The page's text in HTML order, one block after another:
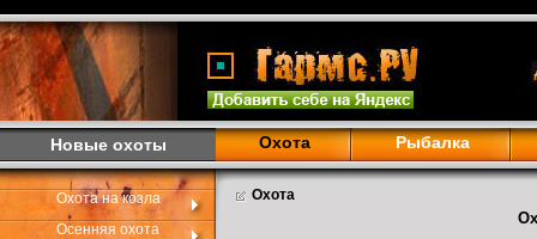
Новые охоты Охота Рыбалка
Охота на козла
Осенняя охота
Охота